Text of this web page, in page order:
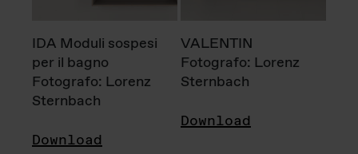
IDA Moduli sospesi
per il bagno
Fotografo: Lorenz
Sternbach
Download
VALENTIN
Fotografo: Lorenz
Sternbach
Download